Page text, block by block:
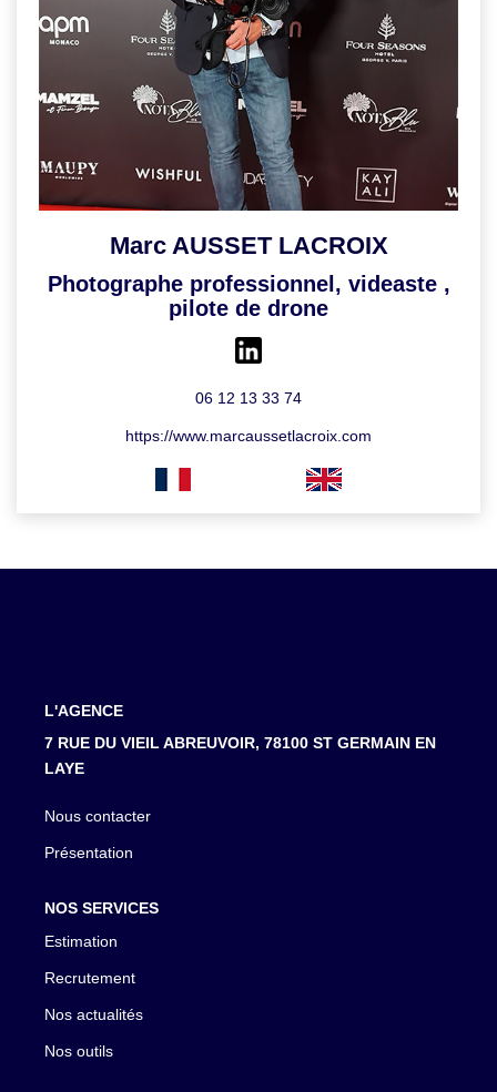
Marc AUSSET LACROIX
Photographe professionnel, videaste ,
pilote de drone
06 12 13 33 74
https://www.marcaussetlacroix.com
L'AGENCE
7 RUE DU VIEIL ABREUVOIR, 78100 ST GERMAIN EN
LAYE
Nous contacter
Présentation
NOS SERVICES
Estimation
Recrutement
Nos actualités
Nos outils